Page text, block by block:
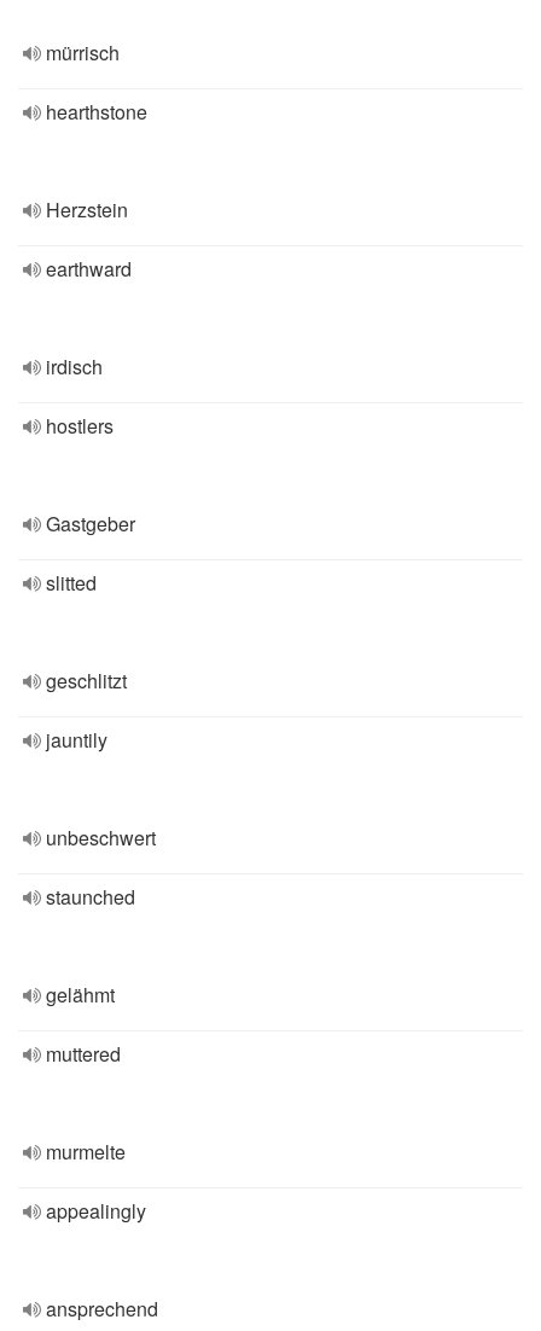
mürrisch
hearthstone
Herzstein
earthward
irdisch
hostlers
Gastgeber
slitted
geschlitzt
jauntily
unbeschwert
staunched
gelähmt
muttered
murmelte
appealingly
ansprechend